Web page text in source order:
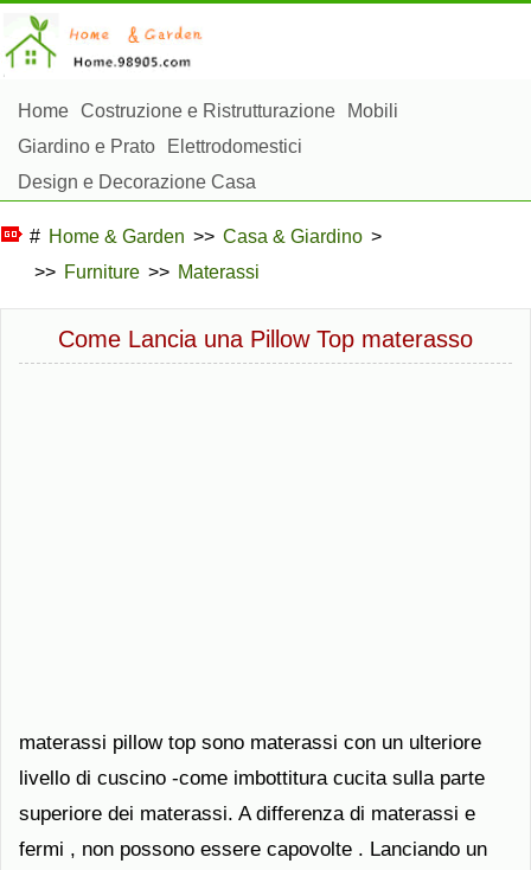
Home Costruzione e Ristrutturazione
Mobili
Giardino e Prato
Elettrodomestici
Design e Decorazione Casa
# Home & Garden >> Casa & Giardino >
>> Furniture >> Materassi
Come Lancia una Pillow Top materasso
materassi pillow top sono materassi con un ulteriore
livello di cuscino -come imbottitura cucita sulla parte
superiore dei materassi. A differenza di materassi e
fermi , non possono essere capovolte . Lanciando un